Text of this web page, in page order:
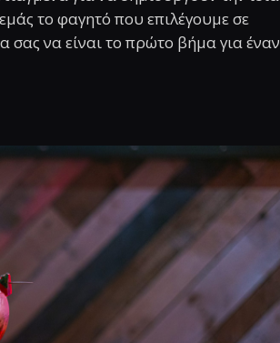
το φαγητό που επιλέγουμε σε
σας να είναι το πρώτο βήμα για έναν